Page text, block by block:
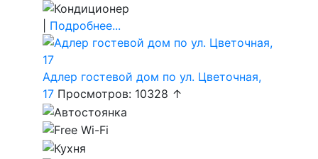
Подробнее...
Адлер гостевой дом по ул. Цветочная,
17 Просмотров: 10328 ↑